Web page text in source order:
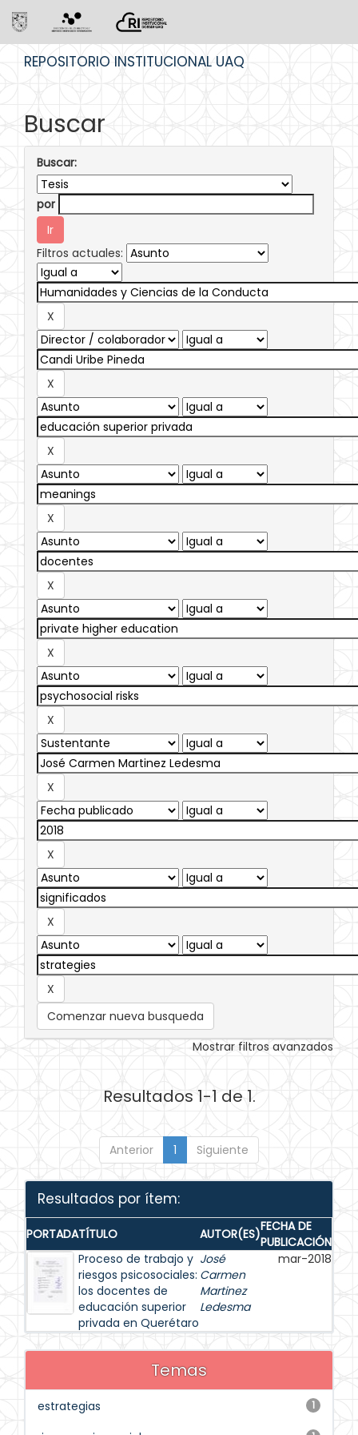
REPOSITORIO INSTITUCIONAL UAQ
Buscar
Buscar:
por
Filtros actuales:
Comenzar nueva busqueda
Mostrar filtros avanzados
Resultados 1-1 de 1.
Anterior 1 Siguiente
Resultados por ítem:
PORTADATÍTULO AUTOR(ES)FECHA DE
PUBLICACIÓN
Proceso de trabajo y
riesgos psicosociales:
los docentes de
educación superior
privada en Querétaro
José
Carmen
Martinez
Ledesma
mar-2018
Temas
1
estrategias